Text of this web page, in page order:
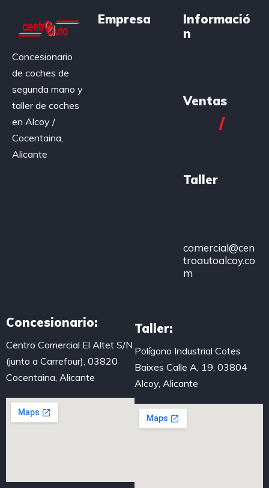
Concesionario
de coches de
segunda mano y
taller de coches
en Alcoy /
Cocentaina,
Alicante
Empresa
Informació
n
Ventas
/
Taller
comercial@cen
troautoalcoy.co
m
Concesionario:
Centro Comercial El Altet S/N
(junto a Carrefour), 03820
Cocentaina, Alicante
Taller:
Polígono Industrial Cotes
Baixes Calle A, 19, 03804
Alcoy, Alicante